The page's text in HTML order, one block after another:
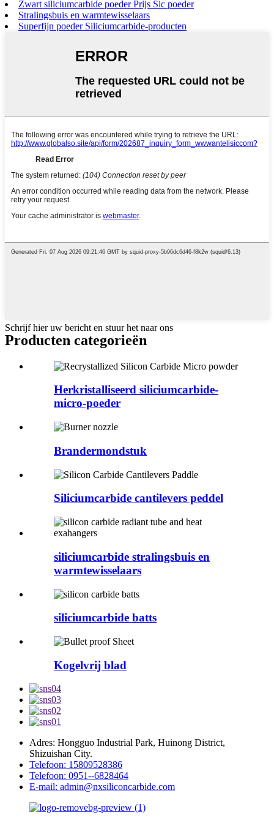
Zwart siliciumcarbide poeder Prijs Sic poeder
Stralingsbuis en warmtewisselaars
Superfijn poeder Siliciumcarbide-producten
Schrijf hier uw bericht en stuur het naar ons
Producten categorieën
Herkristalliseerd siliciumcarbide-
micro-poeder
Brandermondstuk
Siliciumcarbide cantilevers peddel
siliciumcarbide stralingsbuis en
warmtewisselaars
siliciumcarbide batts
Kogelvrij blad
Adres: Hongguo Industrial Park, Huinong District,
Shizuishan City.
Telefoon: 15809528386
Telefoon: 0951--6828464
E-mail: admin@nxsiliconcarbide.com